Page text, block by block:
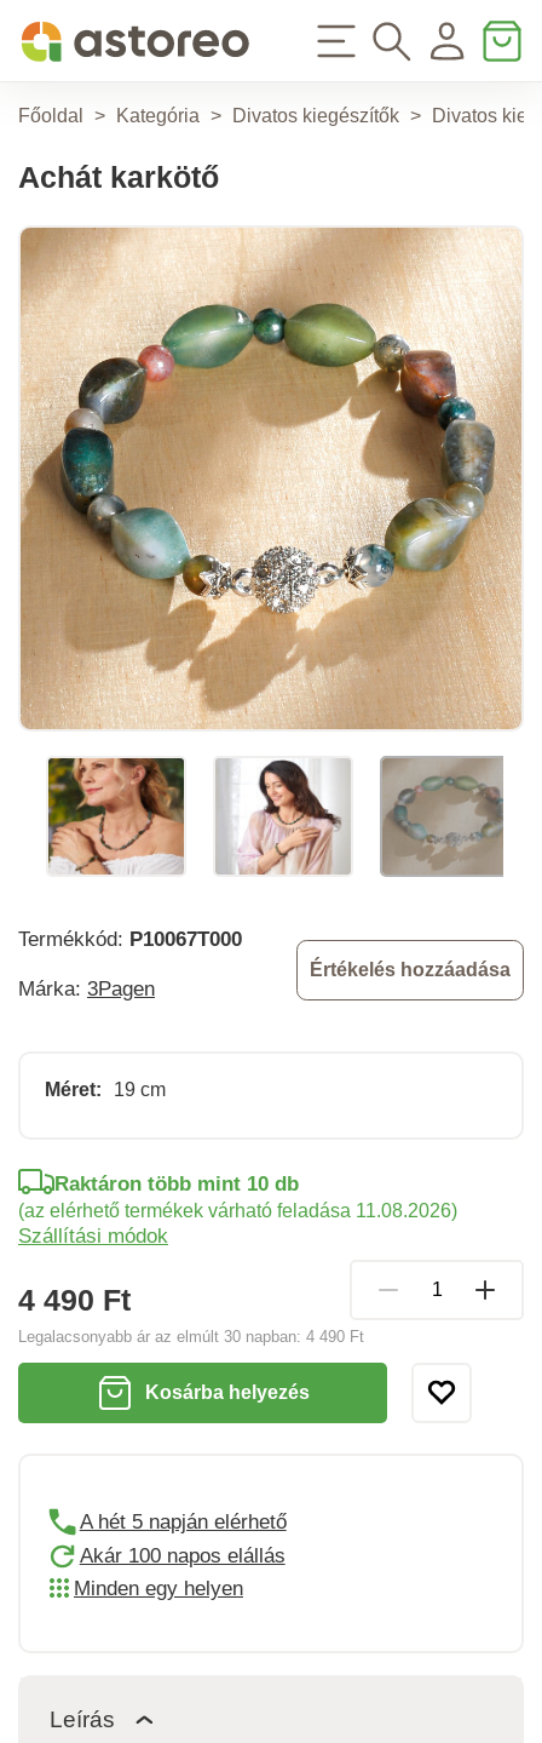
Főoldal > Kategória > Divatos kiegészítők > Divatos
Achát karkötő
Termékkód: P10067T000
Márka: 3Pagen
Értékelés hozzáadása
Méret: 19 cm
4 490 Ft
Legalacsonyabb ár az elmúlt 30 napban: 4 490 Ft
Raktáron több mint 10 db
(az elérhető termékek várható feladása 11.08.2026)
Szállítási módok
Kosárba helyezés
A hét 5 napján elérhető
Akár 100 napos elállás
Minden egy helyen
Leírás